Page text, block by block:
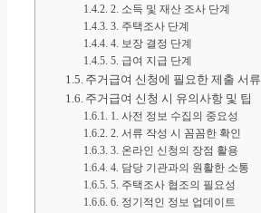
2. 소득 및 재산 조사 단계
3. 주택조사 단계
4. 보장 결정 단계
5. 급여 지급 단계
주거급여 신청에 필요한 제출 서류
주거급여 신청 시 유의사항 및 팁
1. 사전 정보 수집의 중요성
2. 서류 작성 시 꼼꼼한 확인
3. 온라인 신청의 장점 활용
4. 담당 기관과의 원활한 소통
5. 주택조사 협조의 필요성
6. 정기적인 정보 업데이트